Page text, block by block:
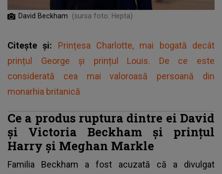
David Beckham (sursa foto: Hepta)
Citește și: Prințesa Charlotte, mai bogată decât
prințul George și prințul Louis. De ce este
considerată cea mai valoroasă persoană din
monarhia britanică
Ce a produs ruptura dintre ei David
și Victoria Beckham și prințul
Harry și Meghan Markle
Familia Beckham a fost acuzată că a divulgat